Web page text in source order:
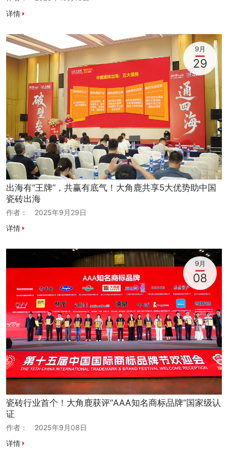
详情
出海有“王牌”，共赢有底气！大角鹿共享5大优势助中国
瓷砖出海
作者： 2025年9月29日
9月
29
详情
瓷砖行业首个！大角鹿获评“AAA知名商标品牌”国家级认
证
作者： 2025年9月08日
9月
08
详情